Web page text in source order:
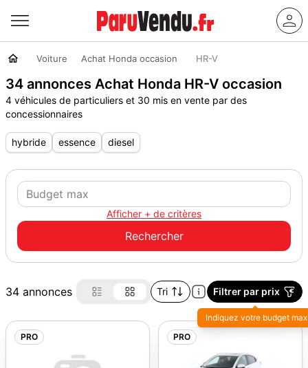
Voiture Achat Honda occasion HR-V
34 annonces Achat Honda HR-V occasion
4 véhicules de particuliers et 30 mis en vente par des
concessionnaires
hybride essence diesel
Afficher + de critères
34 annonces Tri Filtrer par prix
Indiquez votre budget max
PRO
PRO